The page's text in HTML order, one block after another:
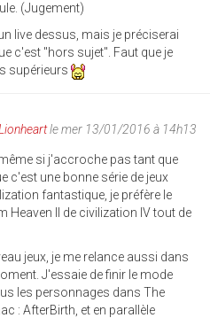
(Jugement)
live dessus, mais je préciserai
c'est "hors sujet". Faut que je
supérieurs
le mer 13/01/2016 à 14h13
si j'accroche pas tant que
c'est une bonne série de jeux
fantastique, je préfère le
Heaven II de civilization IV tout de
jeux, je me relance aussi dans
J'essaie de finir le mode
les personnages dans The
: AfterBirth, et en parallèle